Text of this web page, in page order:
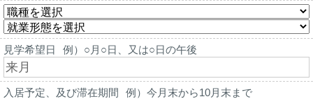
見学希望日 例）○月○日、又は○日の午後
入居予定、及び滞在期間 例）今月末から10月末まで